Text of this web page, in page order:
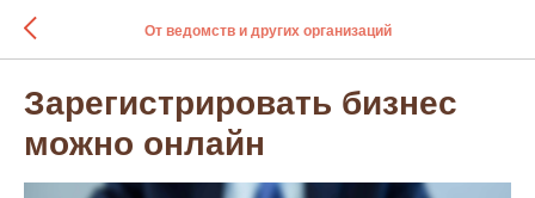
От ведомств и других организаций
Зарегистрировать бизнес
можно онлайн